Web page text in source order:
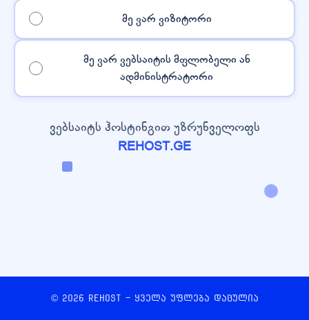
მე ვარ ვიზიტორი
მე ვარ ვებსაიტის მფლობელი ან
ადმინისტრატორი
ვებსაიტს ჰოსტინგით უზრუნველოფს
REHOST.GE
© 2026 REHOST - ყველა უფლება დაცულია